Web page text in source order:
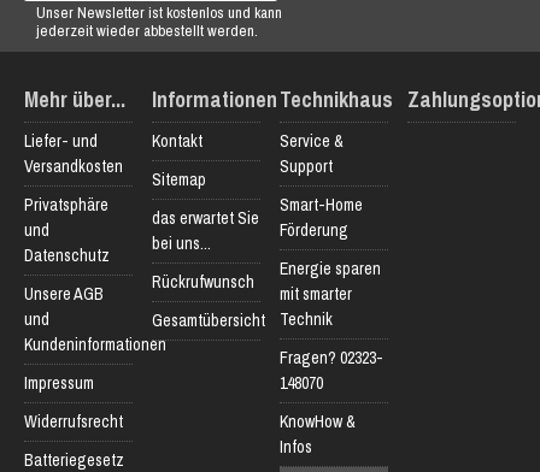
Unser Newsletter ist kostenlos und kann
jederzeit wieder abbestellt werden.
Mehr über...
Liefer- und
Versandkosten
Privatsphäre
und
Datenschutz
Unsere AGB
und
Kundeninformationen
Impressum
Widerrufsrecht
Batteriegesetz
Informationen
Kontakt
Sitemap
das erwartet Sie
bei uns...
Rückrufwunsch
Gesamtübersicht
Technikhaus
Service &
Support
Smart-Home
Förderung
Energie sparen
mit smarter
Technik
Fragen? 02323-
148070
KnowHow &
Infos